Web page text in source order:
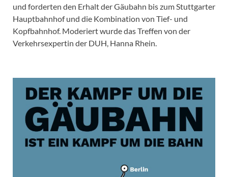
und forderten den Erhalt der Gäubahn bis zum Stuttgarter
Hauptbahnhof und die Kombination von Tief- und
Kopfbahnhof. Moderiert wurde das Treffen von der
Verkehrsexpertin der DUH, Hanna Rhein.